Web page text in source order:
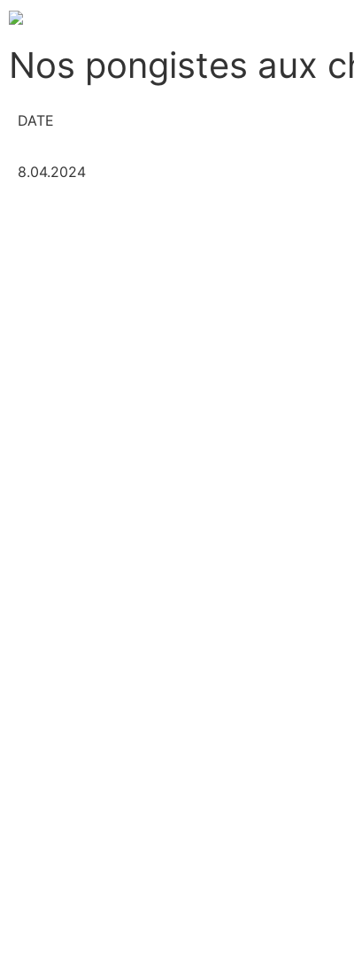
Nos pongistes aux
DATE
8.04.2024